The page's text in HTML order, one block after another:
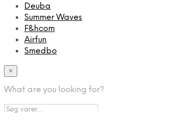
Deuba
Summer Waves
F&hcom
Airfun
Smedbo
×
What are you looking for?